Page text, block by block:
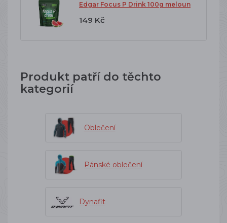
Edgar Focus P Drink 100g meloun
149 Kč
Produkt patří do těchto
kategorií
Oblečení
Pánské oblečení
Dynafit